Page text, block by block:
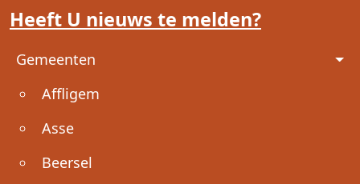
Heeft U nieuws te melden?
Voet
Gemeenten
Affligem
Asse
Beersel